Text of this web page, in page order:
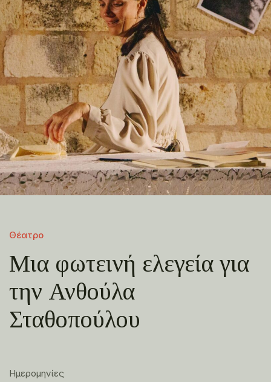
Θέατρο
Μια φωτεινή ελεγεία για
την Ανθούλα
Σταθοπούλου
Ημερομηνίες